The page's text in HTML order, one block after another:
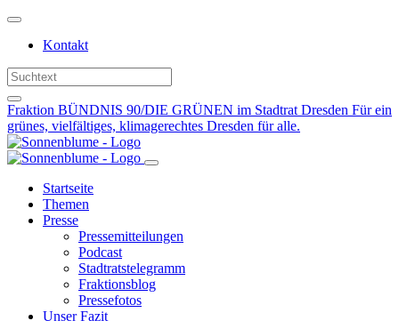
Weiter
Inhalt
Kontakt
Fraktion BÜNDNIS 90/DIE GRÜNEN im Stadtrat Dresden Für ein
grünes, vielfältiges, klimagerechtes Dresden für alle.
Startseite
Themen
Presse
Pressemitteilungen
Podcast
Stadtratstelegramm
Fraktionsblog
Pressefotos
Unser Fazit